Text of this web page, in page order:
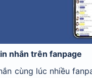
nhắn trên fanpage
cùng lúc nhiều